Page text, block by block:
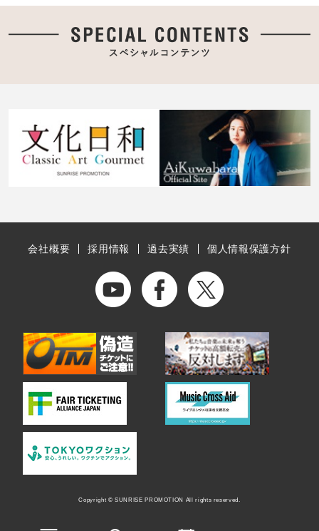
会社概要 採用情報 過去実績 個人情報保護方針
Copyright © SUNRISE PROMOTION All rights reserved.